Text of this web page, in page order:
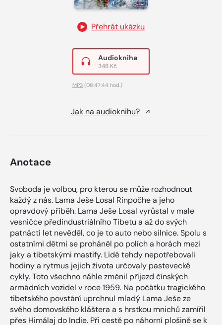
Přehrát ukázku
Audiokniha
348 Kč
MP3 (08:47:44 hod.)
Jak na audioknihu?
Anotace
Svoboda je volbou, pro kterou se může rozhodnout
každý z nás. Lama Ješe Losal Rinpočhe a jeho
opravdový příběh. Lama Ješe Losal vyrůstal v male
vesničce předindustriálního Tibetu a až do svých
patnácti let nevěděl, co je to auto nebo silnice. Spolu s
ostatními dětmi se proháněl po polích a horách mezi
jaky a tibetskými mastify. Lidé tehdy nepotřebovali
hodiny a rytmus jejich života určovaly pastevecké
cykly. Toto všechno náhle změnil příjezd čínských
armádních vozidel v roce 1959. Na počátku tragického
tibetského povstání uprchnul mladý Lama Ješe ze
svého domovského kláštera a s hrstkou mnichů zamířil
přes Himálaj do Indie. Při cestě po náhorní plošině se k